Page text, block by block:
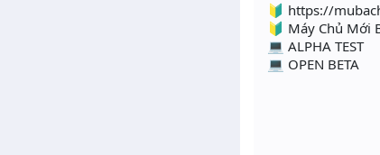
🔰 https://
🔰 Máy Chủ Mới
💻 ALPHA
💻 OPEN
🔰 Sự